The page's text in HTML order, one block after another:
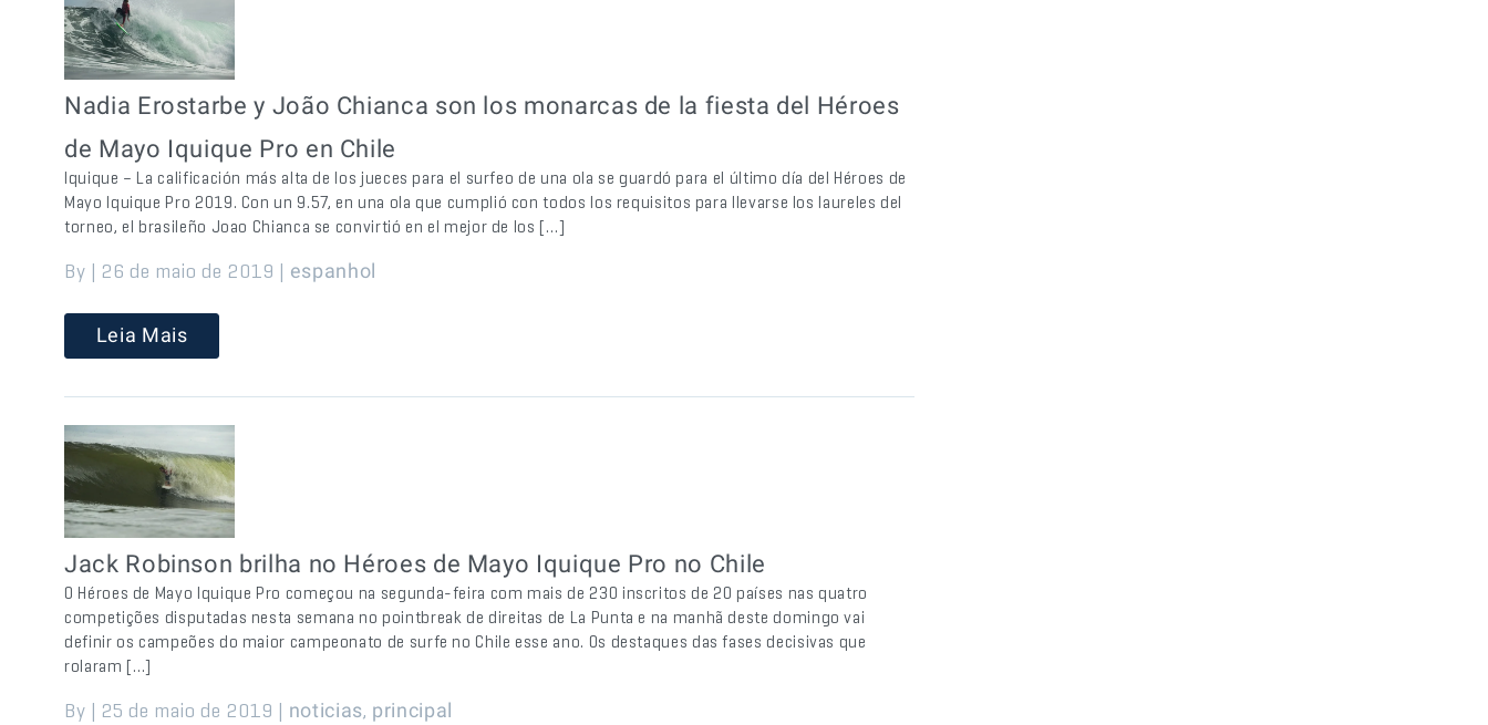
Nadia Erostarbe y João Chianca son los monarcas de la fiesta del Héroes
de Mayo Iquique Pro en Chile
Iquique – La calificación más alta de los jueces para el surfeo de una ola se guardó para el último día del Héroes de
Mayo Iquique Pro 2019. Con un 9.57, en una ola que cumplió con todos los requisitos para llevarse los laureles del
torneo, el brasileño Joao Chianca se convirtió en el mejor de los […]
By | 26 de maio de 2019 | espanhol
Leia Mais
Jack Robinson brilha no Héroes de Mayo Iquique Pro no Chile
O Héroes de Mayo Iquique Pro começou na segunda-feira com mais de 230 inscritos de 20 países nas quatro
competições disputadas nesta semana no pointbreak de direitas de La Punta e na manhã deste domingo vai
definir os campeões do maior campeonato de surfe no Chile esse ano. Os destaques das fases decisivas que
rolaram […]
By | 25 de maio de 2019 | noticias, principal